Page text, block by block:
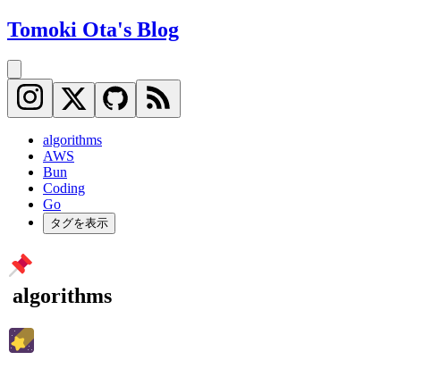
Tomoki Ota's Blog
algorithms
AWS
Bun
Coding
Go
タグを表示
algorithms